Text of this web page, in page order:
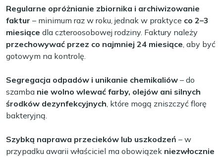
Regularne opróżnianie zbiornika i archiwizowanie
faktur – minimum raz w roku, jednak w praktyce co 2–3
miesiące dla czteroosobowej rodziny. Faktury należy
przechowywać przez co najmniej 24 miesiące, aby być
gotowym na kontrolę.
Segregacja odpadów i unikanie chemikaliów – do
szamba nie wolno wlewać farby, olejów ani silnych
środków dezynfekcyjnych, które mogą zniszczyć florę
bakteryjną.
Szybką naprawa przecieków lub uszkodzeń – w
przypadku awarii właściciel ma obowiązek niezwłocznie